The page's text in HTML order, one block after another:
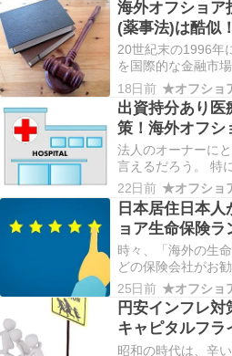
取り扱いは異なっ
ショア積立投資は
海外オフショア
(薬事法)は酷似
いてプロバイダ
会社が異なる！
20世紀末の1996年
を国際的な金融市
改革「金融ビック
投資商品を購入す
そこにはルールが
などには制限が掛
いが…
18日前
出資持分あり医
策！海外オフシ
すると資産圧縮
法人のオーナーに
言えるだろう。 特
っては相続税対策
はならない点と言
法人の承継ポイン
縮する方法とは？
医…
22日前
日本居住日本
ョア生命保険
(Whole Life)も
(Universal Life)
時々、「海外の生
どの保険会社がお
くる。 そこで、海
キングを作成して
ころ、日本居住の
ョアの生命保険会
日本居住の…
25日前
円安インフレ
キャピタルフラ
恥だが役に立
昭和の時代は、辛